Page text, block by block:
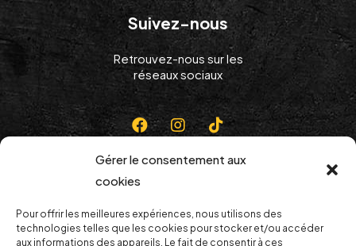
Gérer le consentement aux
cookies
Pour offrir les meilleures expériences, nous utilisons des
technologies telles que les cookies pour stocker et/ou accéder
aux informations des appareils. Le fait de consentir à ces
Suivez-nous
Retrouvez-nous sur les
réseaux sociaux